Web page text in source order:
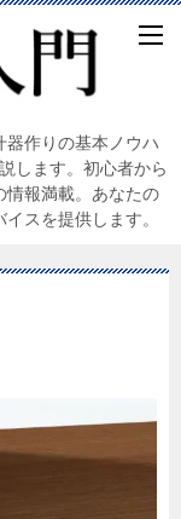
作りの基本ノウハ
します。初心者から
情報満載。あなたの
スを提供します。